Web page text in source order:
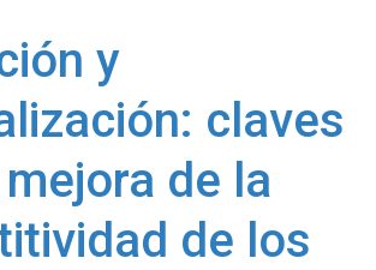
y
claves
de la
de los